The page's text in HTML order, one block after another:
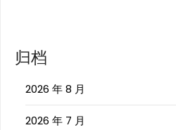
归档
2026 年 8 月
2026 年 7 月